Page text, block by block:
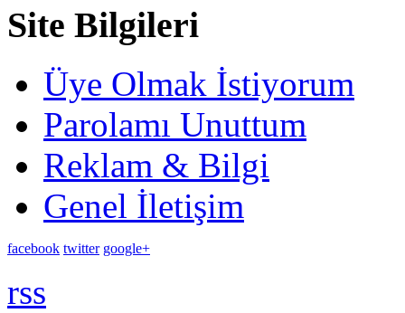
Site Bilgileri
Üye Olmak İstiyorum
Parolamı Unuttum
Reklam & Bilgi
Genel İletişim
facebook twitter google+
rss